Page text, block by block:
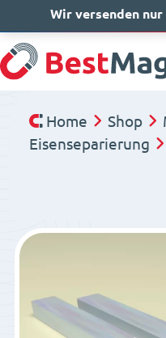
Home Shop
Eisenseparierung
Wir versenden nur